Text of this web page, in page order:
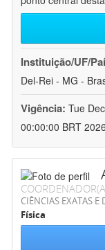
Instituição/UF/
Del-Rei - MG -
Vigência: Tue
00:00:00 BRT 2026
CIÊNCIAS EXATAS E
Física